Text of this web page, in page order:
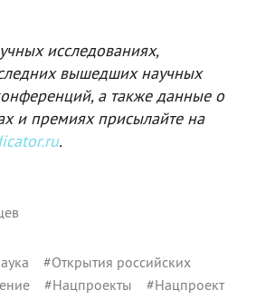
исследованиях,
вышедших научных
а также данные о
и премиях присылайте на
.
#Открытия российских
#Нацпроекты #Нацпроект